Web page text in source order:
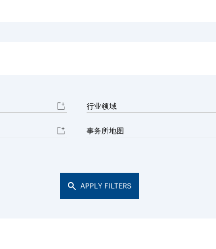
行业领域
事务所地图
APPLY FILTERS